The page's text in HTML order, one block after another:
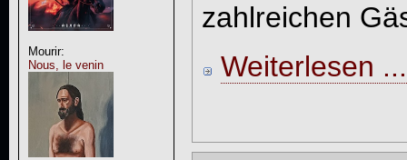
Mourir:
Nous, le venin
zahlreichen
Weiterlesen ...